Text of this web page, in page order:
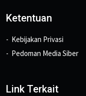
Ketentuan
Kebijakan Privasi
Pedoman Media Siber
Link Terkait